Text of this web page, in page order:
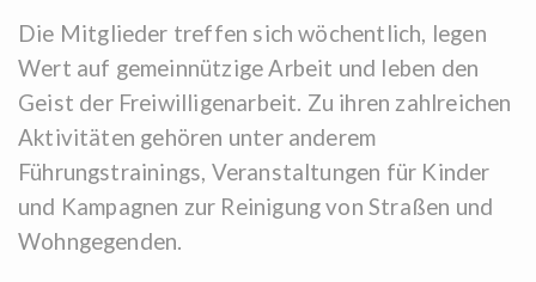
Die Mitglieder treffen sich wöchentlich, legen
Wert auf gemeinnützige Arbeit und leben den
Geist der Freiwilligenarbeit. Zu ihren zahlreichen
Aktivitäten gehören unter anderem
Führungstrainings, Veranstaltungen für Kinder
und Kampagnen zur Reinigung von Straßen und
Wohngegenden.